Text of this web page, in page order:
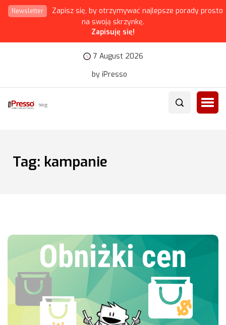
Newsletter
Zapisz się, by otrzymywać najlepsze porady prosto
na swoją skrzynkę.
Zapisuję się!
7 August 2026
by iPresso
Tag: kampanie